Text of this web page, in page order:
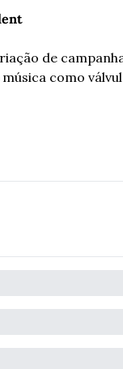
de
como